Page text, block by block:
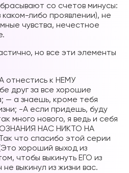
со счетов минусы:
либо проявлении), не
чувства, нечестное
но все эти элементы
отнестись к НЕМУ
друг за все хорошие
— а знаешь, кроме тебя
-А если придешь, буду
много нового, я ведь и себя
НАС НИКТО НА
что спасибо этой серии
хороший выход из
чтобы выкинуть ЕГО из
выкинул из жизни вас.